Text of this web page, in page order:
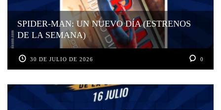
SPIDER-MAN: UN NUEVO DÍA (ESTRENOS
DE LA SEMANA)
30 DE JULIO DE 2026 0